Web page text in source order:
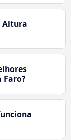
Altura
Faro?